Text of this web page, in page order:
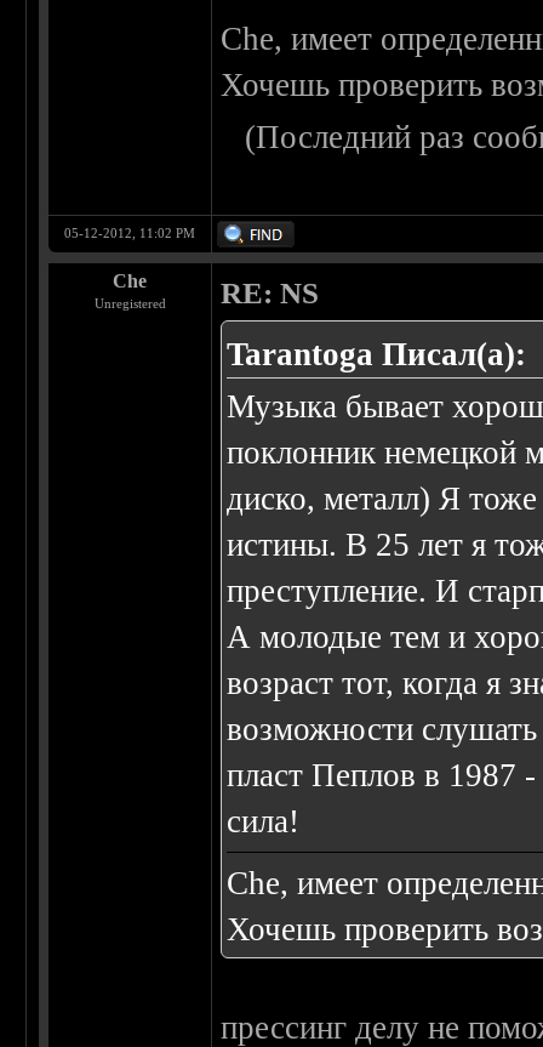
Сhe, имеет
Хочешь проверить
(Последний раз
05-12-2012, 11:02 PM
Che
Unregistered RE: NS
Tarantoga Писал(а):
Музыка бывает
поклонник немецкой
диско, металл) Я тоже
истины. В 25 лет я
преступление. И
А молодые тем и
возраст тот, когда я
возможности
пласт Пеплов в 1987
сила!
Сhe, имеет
Хочешь проверить
прессинг делу не